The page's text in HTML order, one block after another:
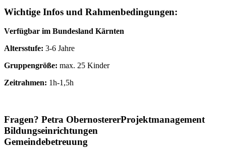
Wichtige Infos und Rahmenbedingungen:
Verfügbar im Bundesland Kärnten
Altersstufe: 3-6 Jahre
Gruppengröße: max. 25 Kinder
Zeitrahmen: 1h-1,5h
Fragen? Petra ObernostererProjektmanagement
Bildungseinrichtungen
Gemeindebetreuung